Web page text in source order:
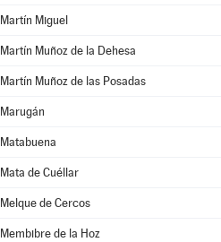
Martín Miguel
Martín Muñoz de la Dehesa
Martín Muñoz de las Posadas
Marugán
Matabuena
Mata de Cuéllar
Melque de Cercos
Membibre de la Hoz